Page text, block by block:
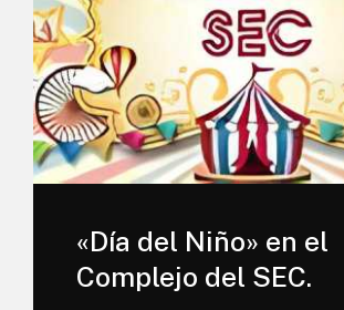
«Día del Niño» en el
Complejo del SEC.